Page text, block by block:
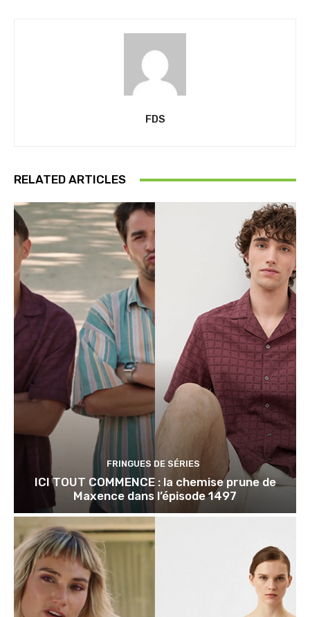
FDS
RELATED ARTICLES
FRINGUES DE SÉRIES
ICI TOUT COMMENCE : la chemise prune de
Maxence dans l’épisode 1497